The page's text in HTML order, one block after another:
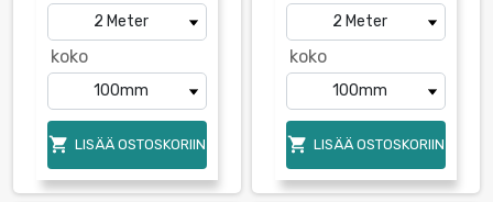
koko
 LISÄÄ OSTOSKORIIN
koko
 LISÄÄ OSTOSKORIIN